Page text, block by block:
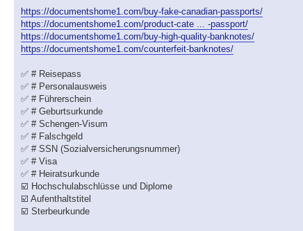
https://documentshome1.com/buy-fake-canadian-passports/
https://documentshome1.com/product-cate ... -passport/
https://documentshome1.com/buy-high-quality-banknotes/
https://documentshome1.com/counterfeit-banknotes/
✅ # Reisepass
✅ # Personalausweis
✅ # Führerschein
✅ # Geburtsurkunde
✅ # Schengen-Visum
✅ # Falschgeld
✅ # SSN (Sozialversicherungsnummer)
✅ # Visa
✅ # Heiratsurkunde
☑️ Hochschulabschlüsse und Diplome
☑️ Aufenthaltstitel
☑️ Sterbeurkunde